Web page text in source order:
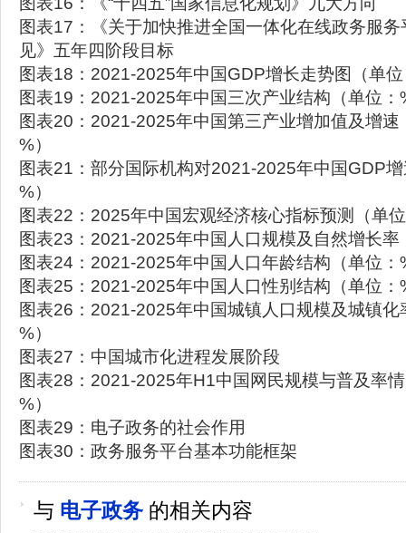
图表17：《关于加快推进全国一体化在线政务服
见》五年四阶段目标
图表18：2021-2025年中国GDP增长走势图（单
图表19：2021-2025年中国三次产业结构（单位：
图表20：2021-2025年中国第三产业增加值及增速
%）
图表21：部分国际机构对2021-2025年中国GDP
%）
图表22：2025年中国宏观经济核心指标预测（单
图表23：2021-2025年中国人口规模及自然增长
图表24：2021-2025年中国人口年龄结构（单位：
图表25：2021-2025年中国人口性别结构（单位：
图表26：2021-2025年中国城镇人口规模及城镇化
%）
图表27：中国城市化进程发展阶段
图表28：2021-2025年H1中国网民规模与普及率
%）
图表29：电子政务的社会作用
图表30：政务服务平台基本功能框架
与 电子政务 的相关内容